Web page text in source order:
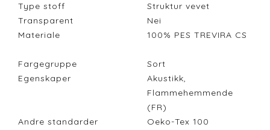
Type stoff
Struktur vevet
Transparent
Nei
Materiale
100% PES TREVIRA CS
Fargegruppe
Sort
Egenskaper
Akustikk,
Flammehemmende
(FR)
Andre standarder
Oeko-Tex 100